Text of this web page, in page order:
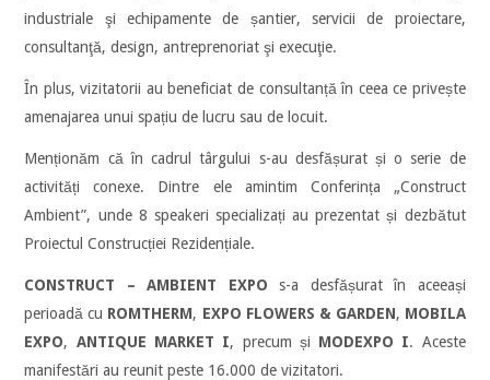
industriale şi echipamente de șantier, servicii de proiectare,
consultanţă, design, antreprenoriat şi execuţie.
În plus, vizitatorii au beneficiat de consultanță în ceea ce privește
amenajarea unui spațiu de lucru sau de locuit.
Menționăm că în cadrul târgului s-au desfășurat și o serie de
activități conexe. Dintre ele amintim Conferința „Construct
Ambient”, unde 8 speakeri specializați au prezentat și dezbătut
Proiectul Construcției Rezidențiale.
CONSTRUCT – AMBIENT EXPOs-a desfășurat în aceeași
perioadă cu ROMTHERM, EXPO FLOWERS & GARDEN, MOBILA
EXPO, ANTIQUE MARKET I, precum și MODEXPO I. Aceste
manifestări au reunit peste 16.000 de vizitatori.